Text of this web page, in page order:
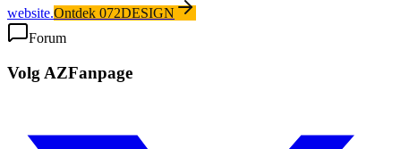
website.Ontdek 072DESIGN
Forum
Volg AZFanpage